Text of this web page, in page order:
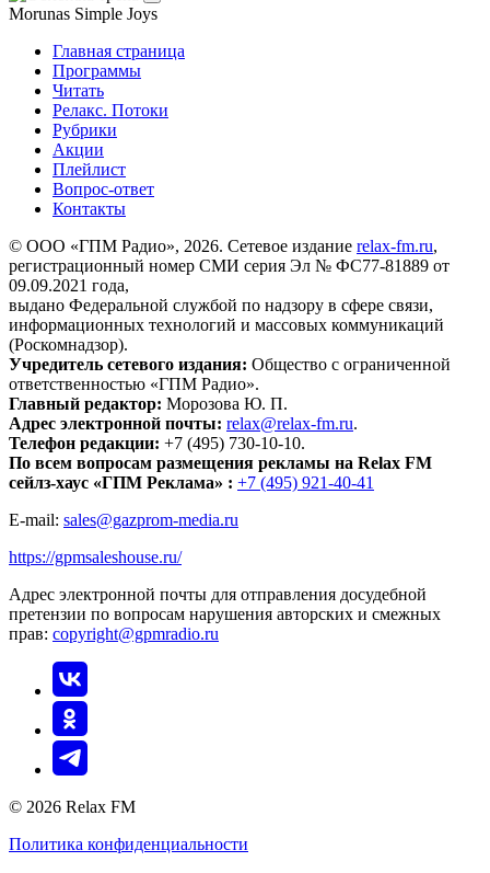
Morunas Simple Joys
Главная страница
Программы
Читать
Релакс. Потоки
Рубрики
Акции
Плейлист
Вопрос-ответ
Контакты
© ООО «ГПМ Радио», 2026. Сетевое издание relax-fm.ru,
регистрационный номер СМИ серия Эл № ФС77-81889 от
09.09.2021 года,
выдано Федеральной службой по надзору в сфере связи,
информационных технологий и массовых коммуникаций
(Роскомнадзор).
Учредитель сетевого издания: Общество с ограниченной
ответственностью «ГПМ Радио».
Главный редактор: Морозова Ю. П.
Адрес электронной почты: relax@relax-fm.ru.
Телефон редакции: +7 (495) 730-10-10.
По всем вопросам размещения рекламы на Relax FM
сейлз-хаус «ГПМ Реклама» : +7 (495) 921-40-41
E-mail: sales@gazprom-media.ru
https://gpmsaleshouse.ru/
Адрес электронной почты для отправления досудебной
претензии по вопросам нарушения авторских и смежных
прав: copyright@gpmradio.ru
© 2026 Relax FM
Политика конфиденциальности